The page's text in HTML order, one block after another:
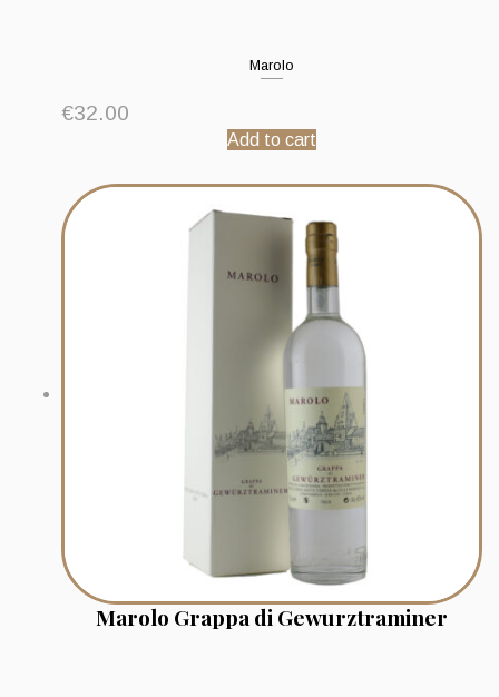
Marolo
€32.00
Add to cart
Marolo Grappa di Gewurztraminer